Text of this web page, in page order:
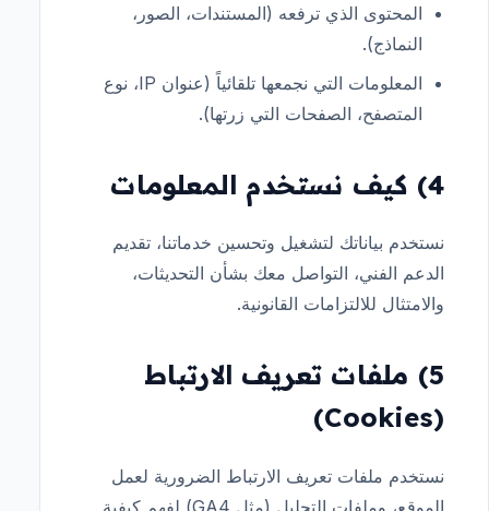
المحتوى الذي ترفعه (المستندات، الصور،
النماذج).
المعلومات التي نجمعها تلقائياً (عنوان IP، نوع
المتصفح، الصفحات التي زرتها).
4) كيف نستخدم المعلومات
نستخدم بياناتك لتشغيل وتحسين خدماتنا، تقديم
الدعم الفني، التواصل معك بشأن التحديثات،
والامتثال للالتزامات القانونية.
5) ملفات تعريف الارتباط
(Cookies)
نستخدم ملفات تعريف الارتباط الضرورية لعمل